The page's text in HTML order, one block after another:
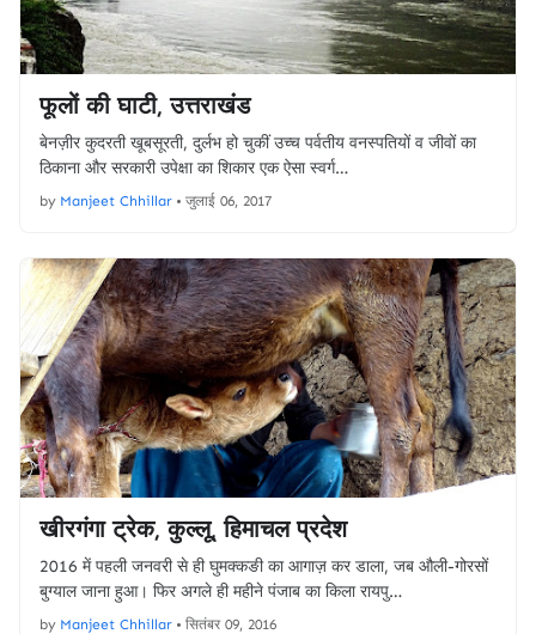
फूलों की घाटी, उत्तराखंड
बेनज़ीर कुदरती खूबसूरती, दुर्लभ हो चुकीं उच्च पर्वतीय वनस्पतियों व जीवों का
ठिकाना और सरकारी उपेक्षा का शिकार एक ऐसा स्वर्ग…
by Manjeet Chhillar • जुलाई 06, 2017
खीरगंगा ट्रेक, कुल्लू, हिमाचल प्रदेश
2016 में पहली जनवरी से ही घुमक्कङी का आगाज़ कर डाला, जब औली-गोरसों
बुग्याल जाना हुआ। फिर अगले ही महीने पंजाब का किला रायपु…
by Manjeet Chhillar • सितंबर 09, 2016